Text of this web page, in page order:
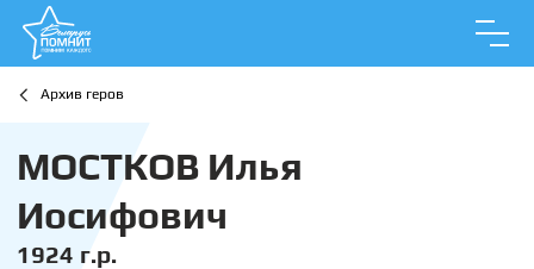
Архив геров
МОСТКОВ Илья
Иосифович
1924 г.р.